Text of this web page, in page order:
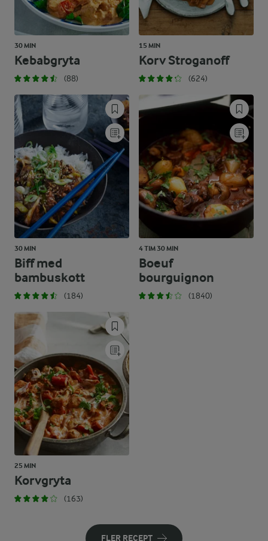
30 MIN
Kebabgryta
(88)
15 MIN
Korv Stroganoff
(624)
30 MIN
Biff med
bambuskott
(184)
4 TIM 30 MIN
Boeuf
bourguignon
(1840)
25 MIN
Korvgryta
(163)
FLER RECEPT